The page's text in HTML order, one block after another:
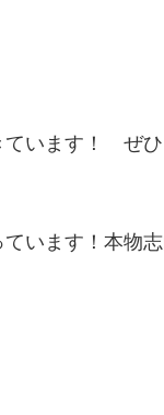
います！ ぜ
います！本物